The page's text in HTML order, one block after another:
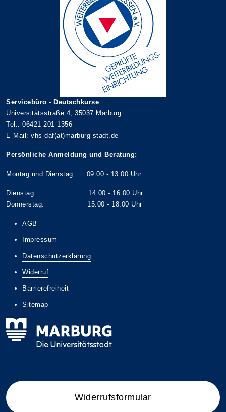
Servicebüro - Deutschkurse
Universitätsstraße 4, 35037 Marburg
Tel.: 06421 201-1356
E-Mail: vhs-daf(at)marburg-stadt.de
Persönliche Anmeldung und Beratung:
Montag und Dienstag: 09:00 - 13:00 Uhr
Dienstag: 14:00 - 16:00 Uhr
Donnerstag: 15:00 - 18:00 Uhr
AGB
Impressum
Datenschutzerklärung
Widerruf
Barrierefreiheit
Sitemap
Widerrufsformular